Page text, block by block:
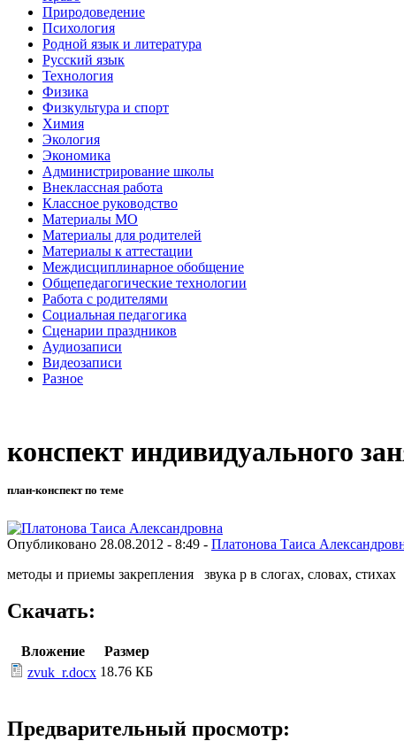
Природоведение
Психология
Родной язык и литература
Русский язык
Технология
Физика
Физкультура и спорт
Химия
Экология
Экономика
Администрирование школы
Внеклассная работа
Классное руководство
Материалы МО
Материалы для родителей
Материалы к аттестации
Междисциплинарное обобщение
Общепедагогические технологии
Работа с родителями
Социальная педагогика
Сценарии праздников
Аудиозаписи
Видеозаписи
Разное
конспект индивидуального
план-конспект по теме
Опубликовано 28.08.2012 - 8:49 - Платонова Таиса
методы и приемы закрепления звука р в слогах, словах, стихах
Скачать:
Вложение
Размер
zvuk_r.docx 18.76 КБ
Предварительный просмотр: